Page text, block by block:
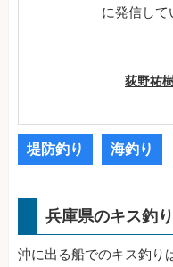
に発信して
荻野祐
堤防釣り 海釣り
兵庫県のキス釣
沖に出る船でのキス釣り